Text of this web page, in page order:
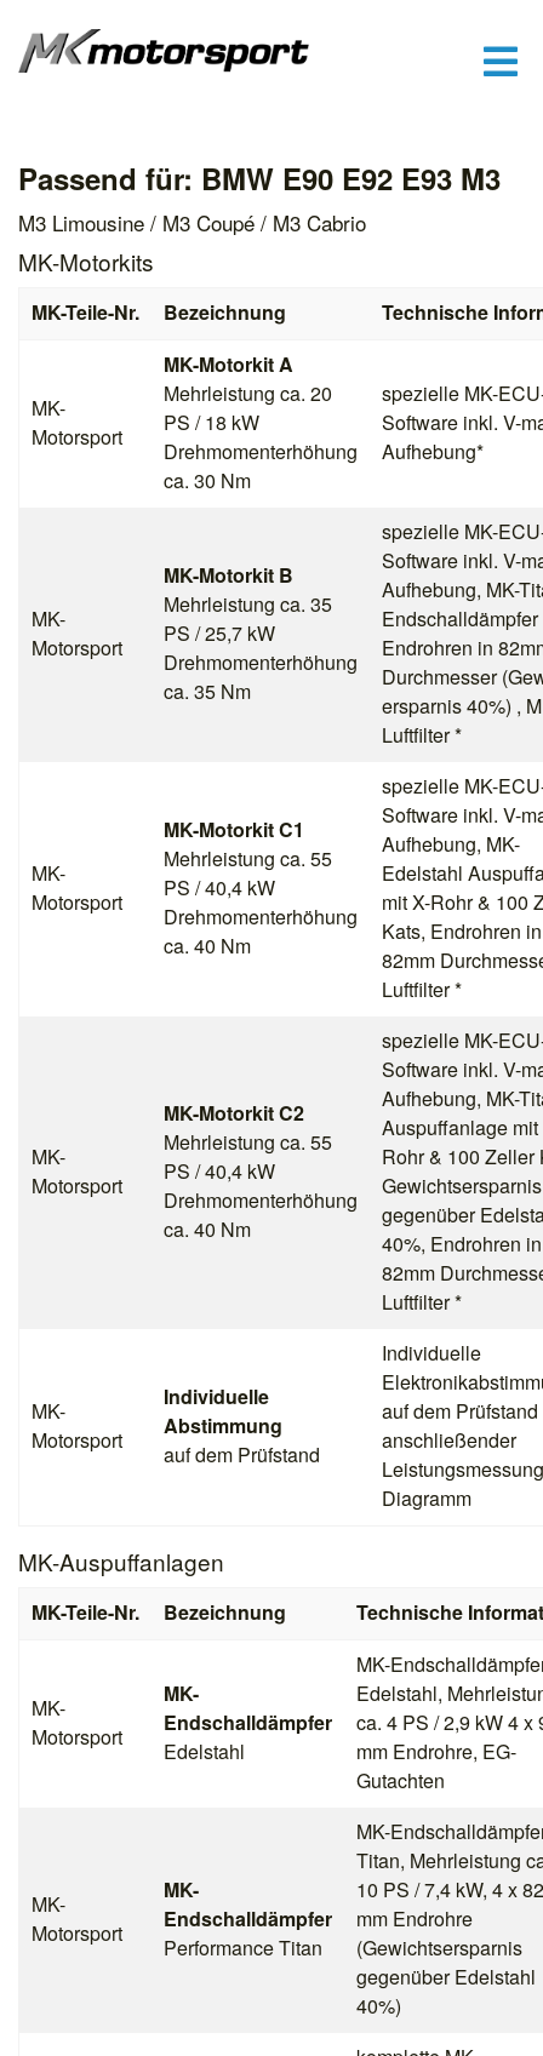
Passend für: BMW E90 E92 E93 M3
M3 Limousine / M3 Coupé / M3 Cabrio
MK-Motorkits
MK-Teile-Nr. Bezeichnung Technische
MK-
Motorsport
MK-Motorkit A
Mehrleistung ca. 20
PS / 18 kW
Drehmomenterhöhung
ca. 30 Nm
spezielle MK-
Software inkl. V-
Aufhebung*
MK-
Motorsport
MK-Motorkit B
Mehrleistung ca. 35
PS / 25,7 kW
Drehmomenterhöhung
ca. 35 Nm
spezielle MK-
Software inkl. V-
Aufhebung, MK-
Endschalldämpfer
Endrohren in
Durchmesser
ersparnis 40%) ,
Luftfilter *
MK-
Motorsport
MK-Motorkit C1
Mehrleistung ca. 55
PS / 40,4 kW
Drehmomenterhöhung
ca. 40 Nm
spezielle MK-
Software inkl. V-
Aufhebung, MK-
Edelstahl
mit X-Rohr & 100
Kats, Endrohren in
82mm
Luftfilter *
MK-
Motorsport
MK-Motorkit C2
Mehrleistung ca. 55
PS / 40,4 kW
Drehmomenterhöhung
ca. 40 Nm
spezielle MK-
Software inkl. V-
Aufhebung, MK-
Auspuffanlage mit
Rohr & 100 Zeller
Gewichtsersparnis
gegenüber
40%, Endrohren in
82mm
Luftfilter *
MK-
Motorsport
Individuelle
Abstimmung
auf dem Prüfstand
Individuelle
auf dem Prüfstand
anschließender
Diagramm
MK-Auspuffanlagen
MK-Teile-Nr. Bezeichnung Technische
MK-
Motorsport
MK-
Endschalldämpfer
Edelstahl
MK-
Edelstahl,
ca. 4 PS / 2,9 kW 4 x
mm Endrohre, EG-
Gutachten
MK-
Motorsport
MK-
Endschalldämpfer
Performance Titan
MK-
Titan, Mehrleistung
10 PS / 7,4 kW, 4 x 82
mm Endrohre
(Gewichtsersparnis
gegenüber Edelstahl
40%)